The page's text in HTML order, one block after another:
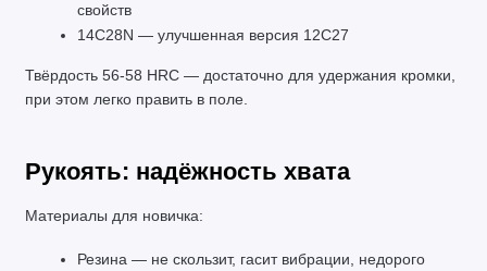
свойств
14C28N — улучшенная версия 12C27
Твёрдость 56-58 HRC — достаточно для удержания кромки,
при этом легко править в поле.
Рукоять: надёжность хвата
Материалы для новичка:
Резина — не скользит, гасит вибрации, недорого